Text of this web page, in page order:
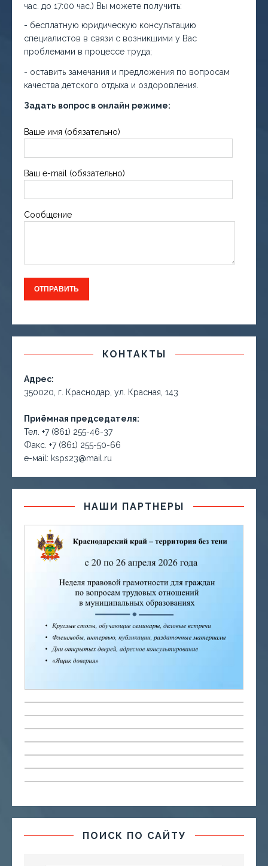
час. до 17:00 час.) Вы можете получить:
- бесплатную юридическую консультацию
специалистов в связи с возникшими у Вас
проблемами в процессе труда;
- оставить замечания и предложения по вопросам
качества детского отдыха и оздоровления.
Задать вопрос в онлайн режиме:
Ваше имя (обязательно)
Ваш e-mail (обязательно)
Сообщение
КОНТАКТЫ
Адрес:
350020, г. Краснодар, ул. Красная, 143
Приёмная председателя:
Тел. +7 (861) 255-46-37
Факс. +7 (861) 255-50-66
е-маil: ksps23@mail.ru
НАШИ ПАРТНЕРЫ
ПОИСК ПО САЙТУ